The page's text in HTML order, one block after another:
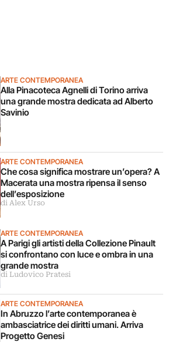
ARTE CONTEMPORANEA
Alla Pinacoteca Agnelli di Torino arriva
una grande mostra dedicata ad Alberto
Savinio
ARTE CONTEMPORANEA
Che cosa significa mostrare un’opera? A
Macerata una mostra ripensa il senso
dell’esposizione
di Alex Urso
ARTE CONTEMPORANEA
A Parigi gli artisti della Collezione Pinault
si confrontano con luce e ombra in una
grande mostra
di Ludovico Pratesi
ARTE CONTEMPORANEA
In Abruzzo l’arte contemporanea è
ambasciatrice dei diritti umani. Arriva
Progetto Genesi